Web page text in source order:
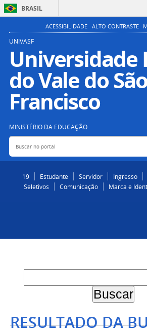
BRASIL
ACESSIBILIDADE ALTO CONTRASTE
UNIVASF
Universidade
do Vale do São
Francisco
MINISTÉRIO DA EDUCAÇÃO
Buscar no portal
19
Estudante Servidor Ingresso
Seletivos
Comunicação Marca e
RESULTADO DA